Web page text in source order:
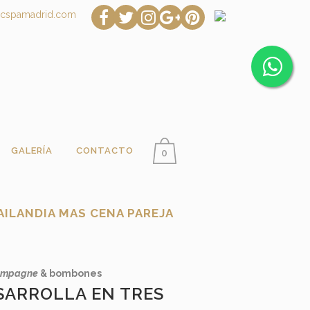
GALERÍA CONTACTO 0
MAS CENA PAREJA
& bombones
EN TRES